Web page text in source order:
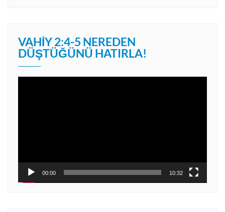
VAHIY 2:4-5 NEREDEN
DÜŞTÜĞÜNÜ HATIRLA!
00:00 10:32